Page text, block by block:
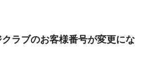
ラブのお客様番号が変更にな